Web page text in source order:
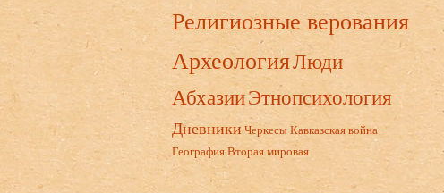
Религиозные верования
АрхеологияЛюди
АбхазииЭтнопсихология
Дневники ЧеркесыКавказская война
ГеографияВторая мировая